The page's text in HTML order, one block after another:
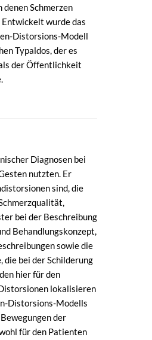
denen Schmerzen
wurde das
Distorsions-Modell
Typaldos, der es
der Öffentlichkeit
Diagnosen bei
nutzten. Er
sind, die
bei der Beschreibung
Behandlungskonzept,
sowie die
bei der Schilderung
hier für den
lokalisieren
Distorsions-Modells
der
für den Patienten